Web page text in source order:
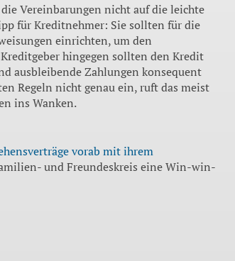
Vereinbarungen nicht auf die leichte
für Kreditneh­mer: Sie sollten für die
einrichten, um den
hingegen sollten den Kredit
ausbleibende Zahlungen konsequent
Regeln nicht genau ein, ruft das meist
ins Wanken.
vorab mit ihrem
und Freundeskreis eine Win-win-